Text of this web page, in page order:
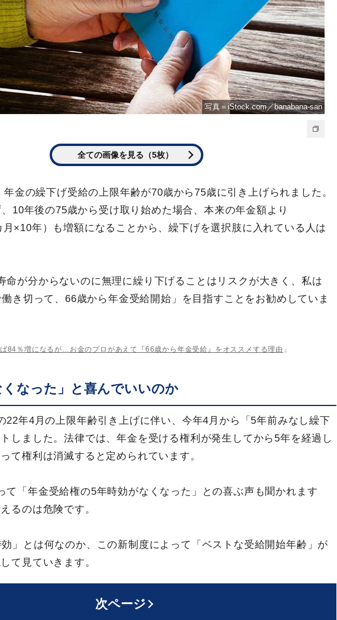
写真＝iStock.com／banabana-san
全ての画像を見る（5枚）
金の繰下げ受給の上限年齢が70歳から75歳に引き上げられました。
10年後の75歳から受け取り始めた場合、本来の年金額より
×10年）も増額になることから、繰下げを選択肢に入れている人は
命が分からないのに無理に繰り下げることはリスクが大きく、私は
働き切って、66歳から年金受給開始」を目指すことをお勧めしていま
84％増になるが…お金のプロがあえて『66歳から年金受給』をオススメする理由 」
くなった」と喜んでいいのか
22年4月の上限年齢引き上げに伴い、今年4月から「5年前みなし繰下
しました。法律では、年金を受ける権利が発生してから5年を経過し
て権利は消滅すると定められています。
て「年金受給権の5年時効がなくなった」との喜ぶ声も聞かれます
るのは危険です。
」とは何なのか、この新制度によって「ベストな受給開始年齢」が
て見ていきます。
次ページ